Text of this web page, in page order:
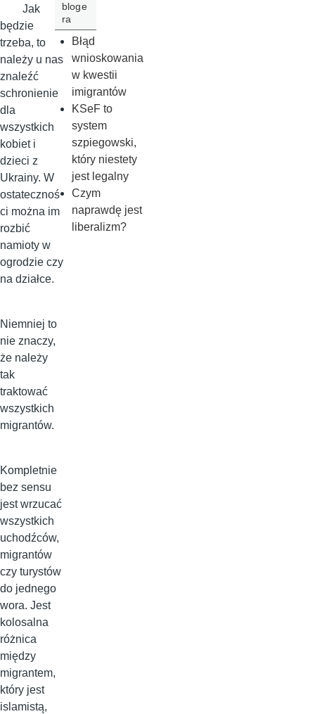
Jak
będzie
trzeba, to
należy u nas
znaleźć
schronienie
dla
wszystkich
kobiet i
dzieci z
Ukrainy. W
ostatecznoś
ci można im
rozbić
namioty w
ogrodzie czy
na działce.
Niemniej to
nie znaczy,
że należy
tak
traktować
wszystkich
migrantów.
Kompletnie
bez sensu
jest wrzucać
wszystkich
uchodźców,
migrantów
czy turystów
do jednego
wora. Jest
kolosalna
różnica
między
migrantem,
który jest
islamistą,
bloge
ra
Błąd
wnioskowania
w kwestii
imigrantów
KSeF to
system
szpiegowski,
który niestety
jest legalny
Czym
naprawdę jest
liberalizm?